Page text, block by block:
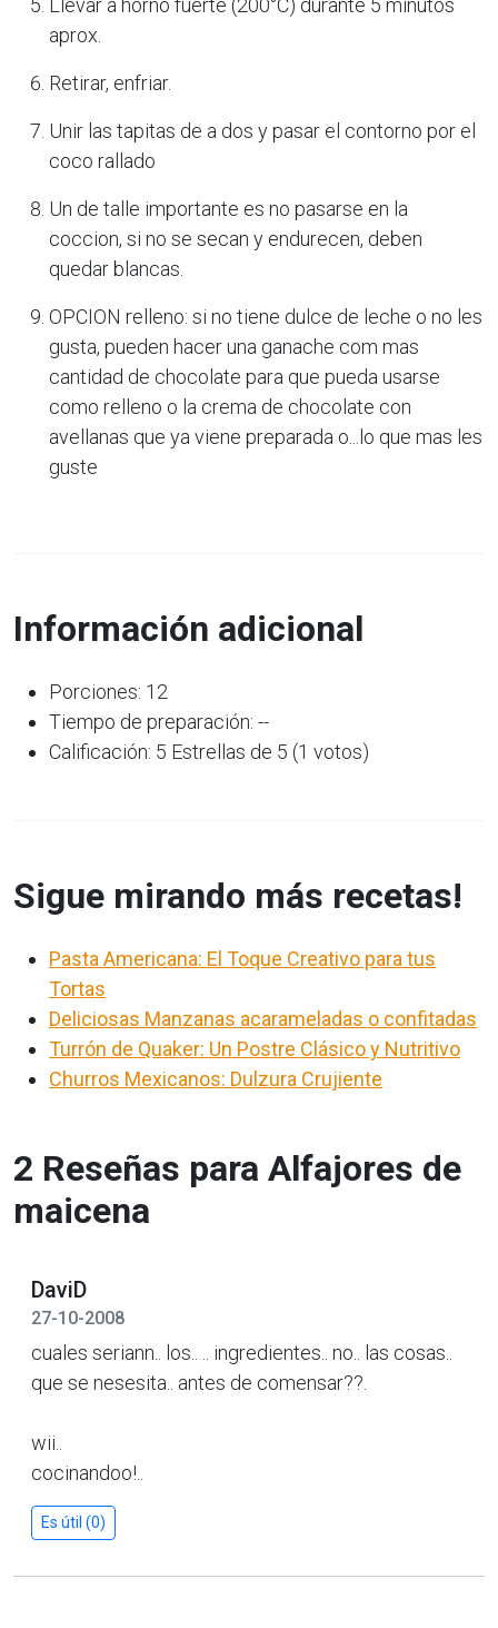
Llevar a horno fuerte (200°C) durante 5 minutos
aprox.
Retirar, enfriar.
Unir las tapitas de a dos y pasar el contorno por el
coco rallado
Un de talle importante es no pasarse en la
coccion, si no se secan y endurecen, deben
quedar blancas.
OPCION relleno: si no tiene dulce de leche o no les
gusta, pueden hacer una ganache com mas
cantidad de chocolate para que pueda usarse
como relleno o la crema de chocolate con
avellanas que ya viene preparada o...lo que mas les
guste
Información adicional
Porciones: 12
Tiempo de preparación: --
Calificación: 5 Estrellas de 5 (1 votos)
Sigue mirando más recetas!
Pasta Americana: El Toque Creativo para tus
Tortas
Deliciosas Manzanas acarameladas o confitadas
Turrón de Quaker: Un Postre Clásico y Nutritivo
Churros Mexicanos: Dulzura Crujiente
2 Reseñas para Alfajores de
maicena
DaviD
27-10-2008
cuales seriann.. los.. .. ingredientes.. no.. las cosas..
que se nesesita.. antes de comensar??.
wii..
cocinandoo!..
Es útil (0)